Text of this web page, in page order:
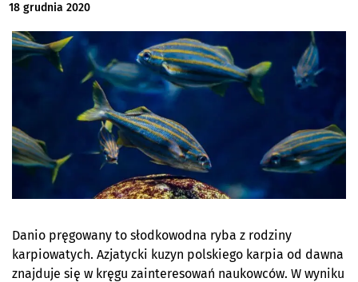
18 grudnia 2020
Danio pręgowany to słodkowodna ryba z rodziny
karpiowatych. Azjatycki kuzyn polskiego karpia od dawna
znajduje się w kręgu zainteresowań naukowców. W wyniku